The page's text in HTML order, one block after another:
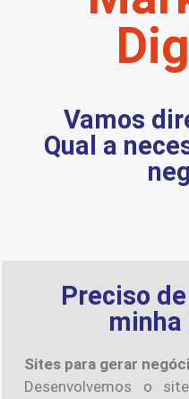
Vamos
Qual a
Preciso
minha
Sites para gerar
Desenvolvemos o